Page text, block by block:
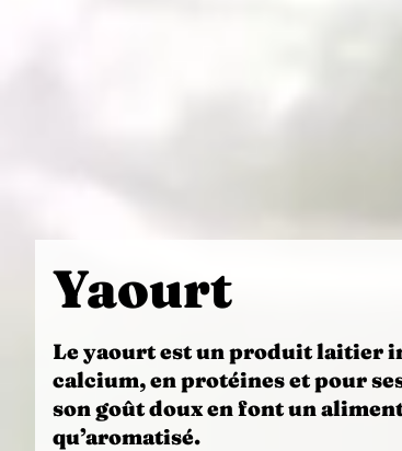
Yaourt
Leyaourtest un produit laitier
calcium, en protéines et pour
son goût doux en font un
qu’aromatisé.